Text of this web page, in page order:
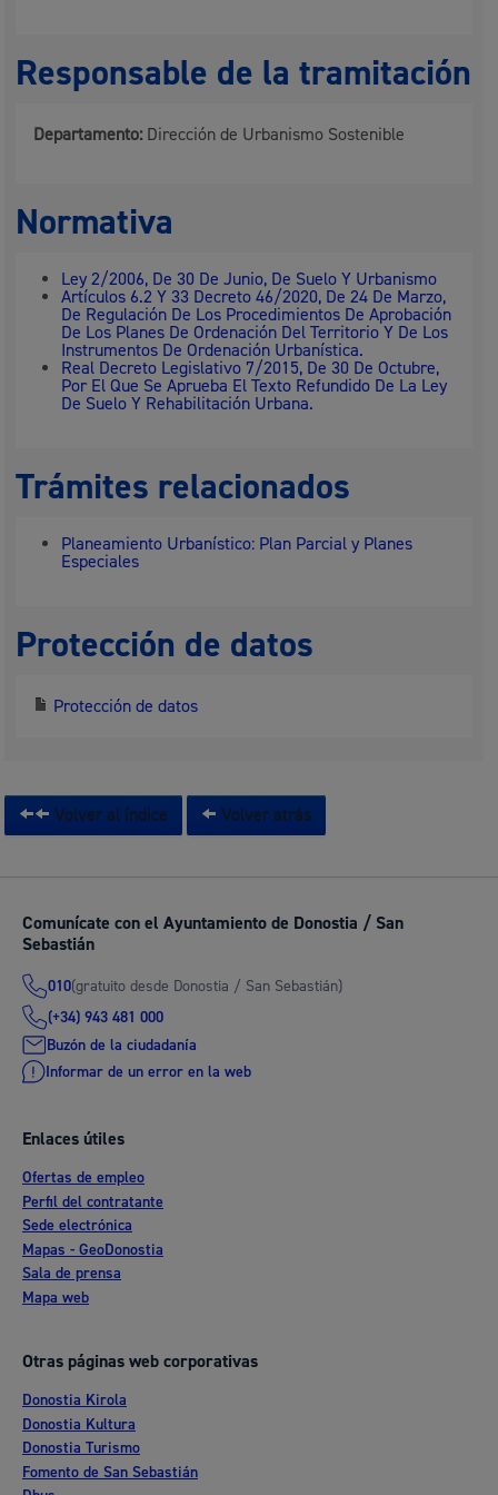
Responsable de la tramitación
Departamento: Dirección de Urbanismo Sostenible
Normativa
Ley 2/2006, De 30 De Junio, De Suelo Y Urbanismo
Artículos 6.2 Y 33 Decreto 46/2020, De 24 De Marzo,
De Regulación De Los Procedimientos De Aprobación
De Los Planes De Ordenación Del Territorio Y De Los
Instrumentos De Ordenación Urbanística.
Real Decreto Legislativo 7/2015, De 30 De Octubre,
Por El Que Se Aprueba El Texto Refundido De La Ley
De Suelo Y Rehabilitación Urbana.
Trámites relacionados
Planeamiento Urbanístico: Plan Parcial y Planes
Especiales
Protección de datos
Protección de datos
Volver al índice Volver atrás
Comunícate con el Ayuntamiento de Donostia / San
Sebastián
010(gratuito desde Donostia / San Sebastián)
(+34) 943 481 000
Buzón de la ciudadanía
Informar de un error en la web
Enlaces útiles
Ofertas de empleo
Perfil del contratante
Sede electrónica
Mapas - GeoDonostia
Sala de prensa
Mapa web
Otras páginas web corporativas
Donostia Kirola
Donostia Kultura
Donostia Turismo
Fomento de San Sebastián